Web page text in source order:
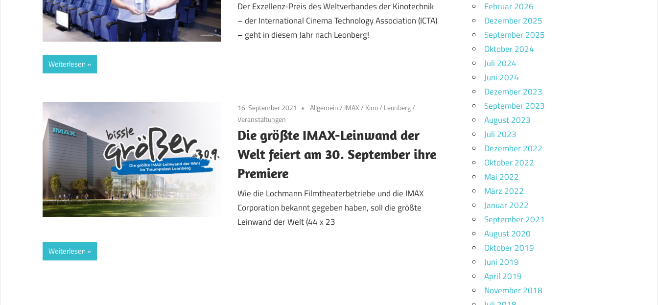
Der Exzellenz-Preis des Weltverbandes der Kinotechnik
– der International Cinema Technology Association (ICTA)
– geht in diesem Jahr nach Leonberg!
Weiterlesen
16. September 2021 Allgemein/ IMAX/ Kino/ Leonberg/
Veranstaltungen
Die größte IMAX-Leinwand der
Welt feiert am 30. September ihre
Premiere
Wie die Lochmann Filmtheaterbetriebe und die IMAX
Corporation bekannt gegeben haben, soll die größte
Leinwand der Welt (44 x 23
Weiterlesen
Februar 2026
Dezember 2025
September 2025
Oktober 2024
Juli 2024
Juni 2024
Dezember 2023
September 2023
August 2023
Juli 2023
Dezember 2022
Oktober 2022
Mai 2022
März 2022
Januar 2022
September 2021
August 2020
Oktober 2019
Juni 2019
April 2019
November 2018